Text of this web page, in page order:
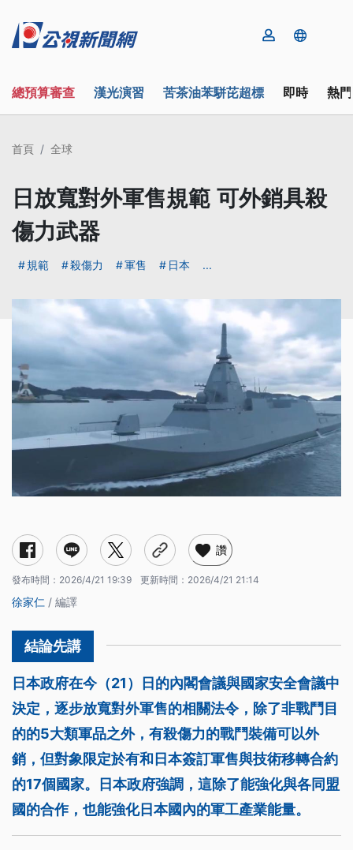
總預算審查 漢光演習 苦茶油苯駢芘超標 即時 熱
首頁 全球
日放寬對外軍售規範 可外銷具殺
傷力武器
規範 殺傷力 軍售 日本 ...
讚
發布時間： 2026/4/21 19:39 更新時間： 2026/4/21 21:14
徐家仁 / 編譯
日本政府在今（21）日的內閣會議與國家安全會議中
決定，逐步放寬對外軍售的相關法令，除了非戰鬥目
的的5大類軍品之外，有殺傷力的戰鬥裝備可以外
銷，但對象限定於有和日本簽訂軍售與技術移轉合約
的17個國家。日本政府強調，這除了能強化與各同盟
國的合作，也能強化日本國內的軍工產業能量。